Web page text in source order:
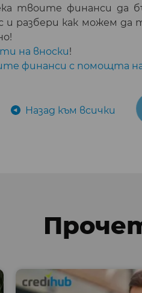
твоите финанси да
и разбери как можем
на вноски!
финанси с помощта
Назад към всички